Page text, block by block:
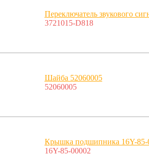
Переключатель звукового
3721015-D818
Шайба 52060005
52060005
Крышка подшипника 16Y-85-
16Y-85-00002